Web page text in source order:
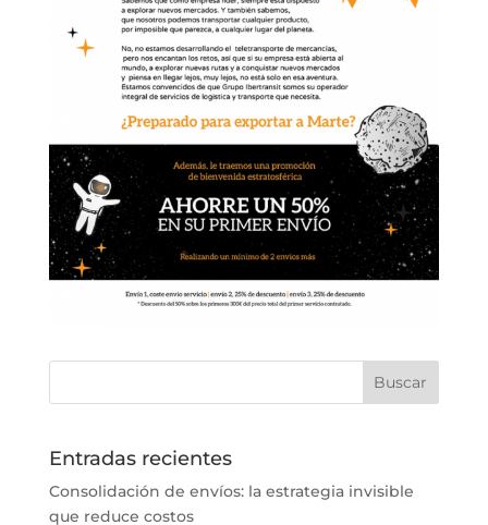
Entradas recientes
Consolidación de envíos: la estrategia invisible
que reduce costos